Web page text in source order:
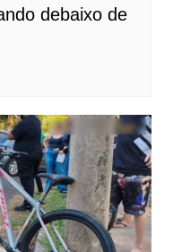
debaixo de